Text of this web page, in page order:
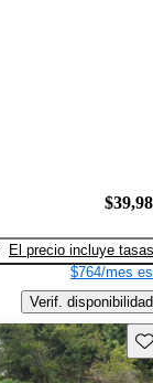
El precio incluye tasas
$764/mes
Verif. disponibilidad